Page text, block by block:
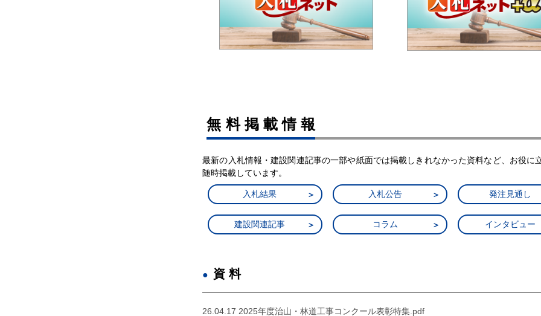
無料掲載情報
最新の入札情報・建設関連記事の一部や紙面では掲載しきれなかった資料など、お役に
随時掲載しています。
入札結果 入札公告 発注見通し
建設関連記事 コラム インタビュー
資料
26.04.17 2025年度治山・林道工事コンクール表彰特集.pdf